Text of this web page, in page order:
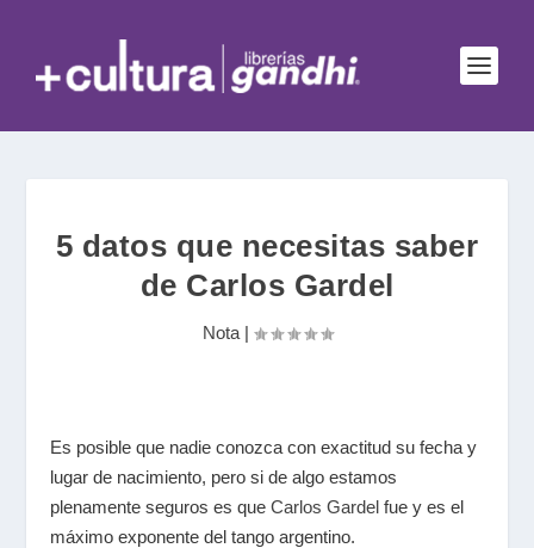
5 datos que necesitas saber
de Carlos Gardel
Nota|
Es posible que nadie conozca con exactitud su fecha y
lugar de nacimiento, pero si de algo estamos
plenamente seguros es queCarlos Gardel fue y es el
máximo exponente del tango argentino.